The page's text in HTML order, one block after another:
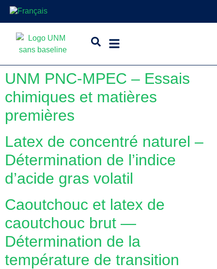
UNM PNC-MPEC – Essais
chimiques et matières
premières
Latex de concentré naturel –
Détermination de l’indice
d’acide gras volatil
Caoutchouc et latex de
caoutchouc brut —
Détermination de la
température de transition